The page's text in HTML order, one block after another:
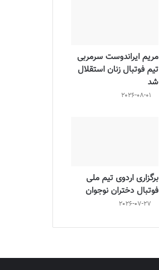
مریم ایراندوست سرمربی
تیم فوتبال زنان استقلال
شد
2026-08-01
برگزاری اردوی تیم ملی
فوتبال دختران نوجوان
2026-07-27